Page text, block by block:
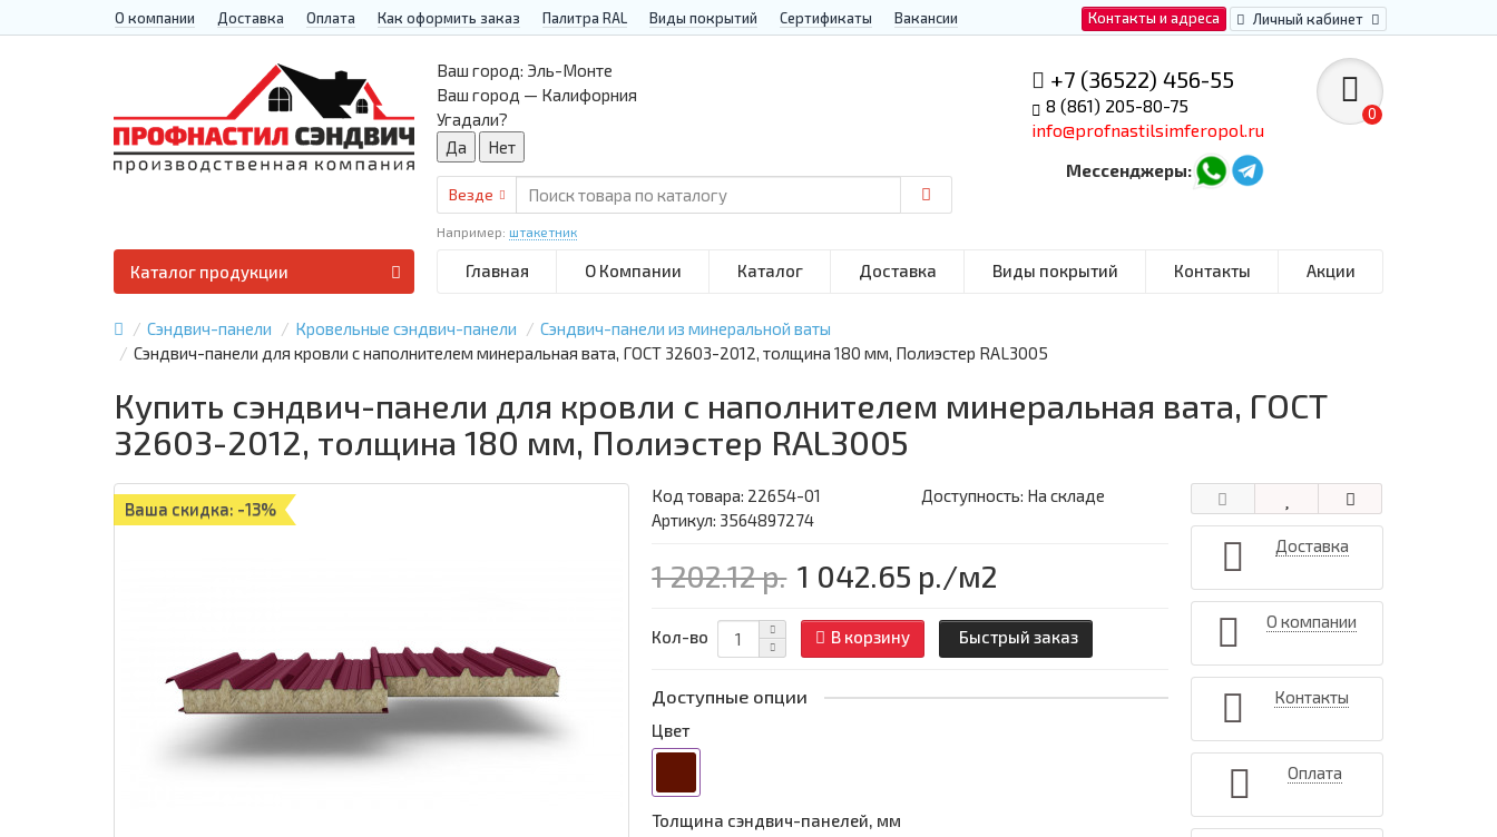
Контакты и адреса Личный кабинет
О компании Доставка Оплата Как оформить заказ Палитра RAL Виды покрытий Сертификаты Вакансии
+7 (36522) 456-55
8 (861) 205-80-75
info@profnastilsimferopol.ru
Мессенджеры:
0
Ваш город: Эль-Монте
Ваш город — Калифорния
Угадали?
Везде
Например: штакетник
Главная О Компании Каталог Доставка Виды покрытий Контакты Акции
Каталог продукции
Сэндвич-панели Кровельные сэндвич-панели
Сэндвич-панели из минеральной ваты
Сэндвич-панели для кровли с наполнителем минеральная вата, ГОСТ 32603-2012, толщина 180 мм, Полиэстер RAL3005
Купить сэндвич-панели для кровли с наполнителем минеральная вата, ГОСТ
32603-2012, толщина 180 мм, Полиэстер RAL3005
Ваша скидка: -13%
Код товара: 22654-01
Доступность: На складе
Артикул: 3564897274
1 202.12 р. 1 042.65 р./м2
Кол-во В корзину Быстрый заказ
Доступные опции
Цвет
Толщина сэндвич-панелей, мм
Доставка
О компании
Контакты
Оплата